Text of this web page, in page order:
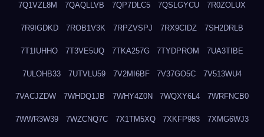
7Q1VZL8M 7QAQLLVB 7QP7DLC5 7QSLGYCU 7R0ZOLUX
7R9IGDKD 7ROB1V3K 7RPZVSPJ 7RX9CIDZ 7SH2DRLB
7T1IUHHO 7T3VE5UQ 7TKA257G 7TYDPROM 7UA3TIBE
7ULOHB33 7UTVLU59 7V2MI6BF 7V37GO5C 7V513WU4
7VACJZDW 7WHDQ1JB 7WHY4Z0N 7WQXY6L4 7WRFNCB0
7WWR3W39 7WZCNQ7C 7X1TM5XQ 7XKFP983 7XMG6WJ3